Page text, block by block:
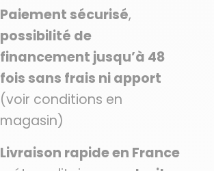
Paiement sécurisé,
possibilité de
financement jusqu’à 48
fois sans frais ni apport
(voir conditions en
magasin)
Livraison rapide en France